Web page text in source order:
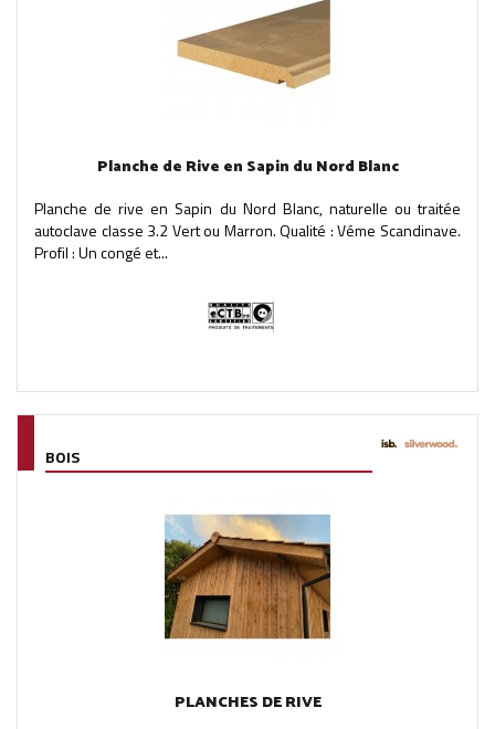
Planche de Rive en Sapin du Nord Blanc
Planche de rive en Sapin du Nord Blanc, naturelle ou traitée
autoclave classe 3.2 Vert ou Marron. Qualité : Véme Scandinave.
Profil : Un congé et...
BOIS
PLANCHES DE RIVE